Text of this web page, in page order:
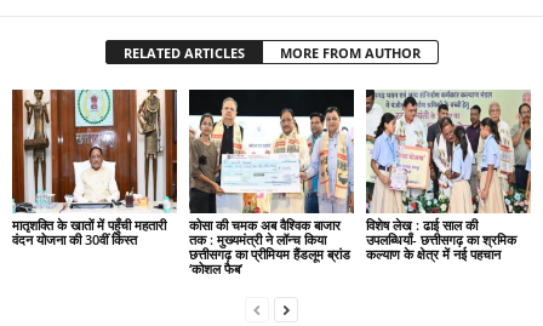
RELATED ARTICLES MORE FROM AUTHOR
मातृशक्ति के खातों में पहुँची महतारी
वंदन योजना की 30वीं किस्त
कोसा की चमक अब वैश्विक बाजार
तक : मुख्यमंत्री ने लॉन्च किया
छत्तीसगढ़ का प्रीमियम हैंडलूम ब्रांड
‘कोशल फैब’
विशेष लेख : ढाई साल की
उपलब्धियाँ- छत्तीसगढ़ का श्रमिक
कल्याण के क्षेत्र में नई पहचान